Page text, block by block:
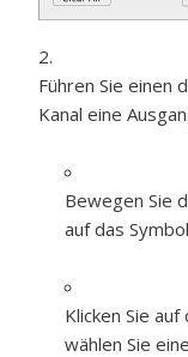
Führen Sie einen
Kanal eine
Bewegen Sie
auf das
Klicken Sie
wählen Sie